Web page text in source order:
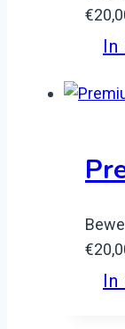
€
In
€
In